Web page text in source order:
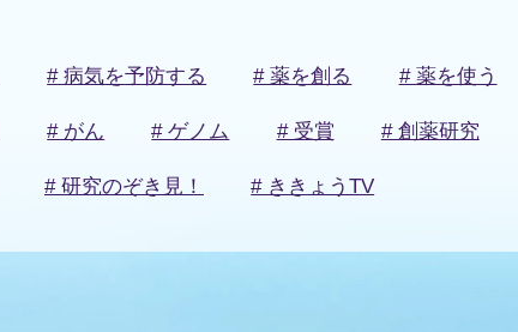
# 病気を予防する # 薬を創る # 薬を使う
# がん # ゲノム # 受賞 # 創薬研究
# 研究のぞき見！ # ききょうTV